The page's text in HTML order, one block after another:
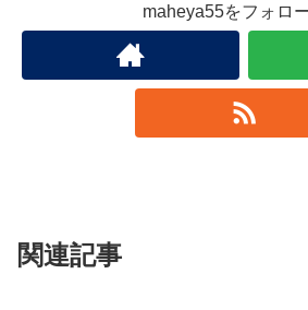
maheya55をフォロ
関連記事